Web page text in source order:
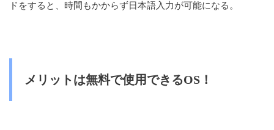
ドをすると、時間もかからず日本語入力が可能になる。
メリットは無料で使用できるOS！